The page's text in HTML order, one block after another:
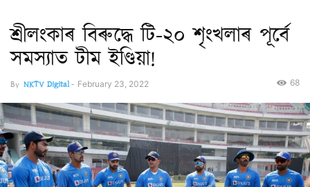
শ্ৰীলংকাৰ বিৰুদ্ধে টি-২০ শৃংখলাৰ পূৰ্বে
সমস্যাত টীম ইণ্ডিয়া!
By NKTV Digital- February 23, 2022 68